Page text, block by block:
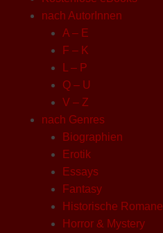
nach AutorInnen
A – E
F – K
L – P
Q – U
V – Z
nach Genres
Biographien
Erotik
Essays
Fantasy
Historische Romane
Horror & Mystery